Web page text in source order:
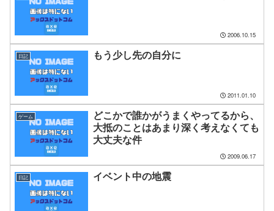
2006.10.15
日記 もう少し先の自分に
2011.01.10
ゲーム
どこかで誰かがうまくやってるから、
大抵のことはあまり深く考えなくても
大丈夫な件
2009.06.17
日記 イベント中の地震